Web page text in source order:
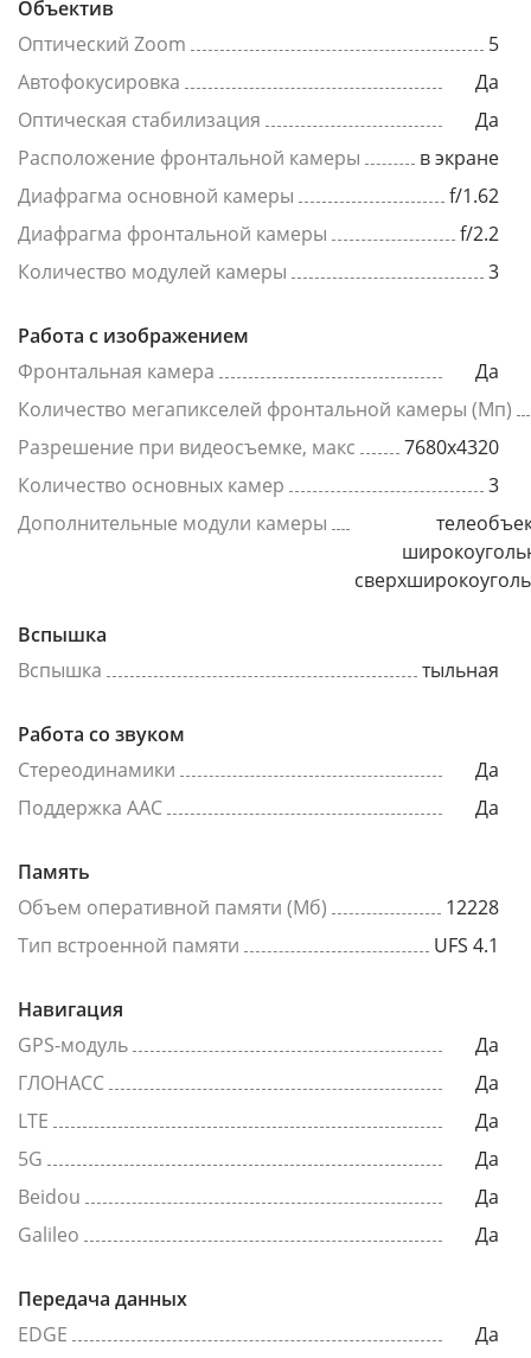
Объектив
Оптический Zoom
5
Автофокусировка
Да
Оптическая стабилизация
Да
Расположение фронтальной камеры
в экране
Диафрагма основной камеры
f/1.62
Диафрагма фронтальной камеры
f/2.2
Количество модулей камеры
3
Работа с изображением
Фронтальная камера
Да
Количество мегапикселей фронтальной камеры (Мп)
Разрешение при видеосъемке, макс
7680x4320
Количество основных камер
3
Дополнительные модули камеры
Вспышка
Вспышка
тыльная
Работа со звуком
Стереодинамики
Да
Поддержка AAC
Да
Память
Объем оперативной памяти (Мб)
12228
Тип встроенной памяти
UFS 4.1
Навигация
GPS-модуль
Да
ГЛОНАСС
Да
LTE
Да
5G
Да
Beidou
Да
Galileo
Да
Передача данных
EDGE
Да